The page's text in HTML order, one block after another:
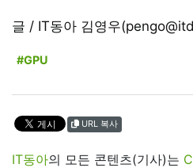
글 / IT동아 김영우
#GPU
URL 복사
IT동아의 모든 콘텐츠(기사)는